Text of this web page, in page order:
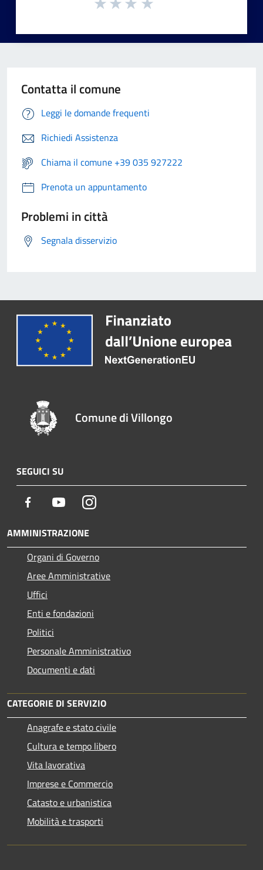
Contatta il comune
Leggi le domande frequenti
Richiedi Assistenza
Chiama il comune +39 035 927222
Prenota un appuntamento
Problemi in città
Segnala disservizio
Comune di Villongo
SEGUICI SU
Facebook YoutubeInstagram
AMMINISTRAZIONE
Organi di Governo
Aree Amministrative
Uffici
Enti e fondazioni
Politici
Personale Amministrativo
Documenti e dati
CATEGORIE DI SERVIZIO
Anagrafe e stato civile
Cultura e tempo libero
Vita lavorativa
Imprese e Commercio
Catasto e urbanistica
Mobilità e trasporti